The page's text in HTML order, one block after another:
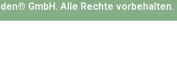
GmbH. Alle Rechte vorbehalten.